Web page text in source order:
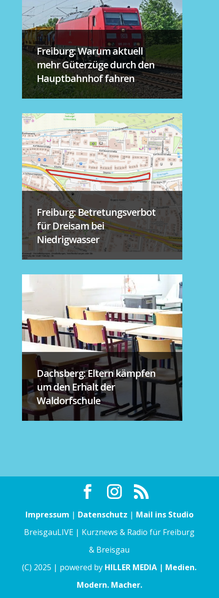
Freiburg: Warum aktuell
mehr Güterzüge durch den
Hauptbahnhof fahren
Freiburg: Betretungsverbot
für Dreisam bei
Niedrigwasser
Dachsberg: Eltern kämpfen
um den Erhalt der
Waldorfschule
Impressum | Datenschutz | Mail ins Studio
BreisgauLIVE | Kurznews & Radio für Freiburg
& Breisgau
(C) 2025 | powered by HILLER MEDIA | Medien.
Modern. Macher.